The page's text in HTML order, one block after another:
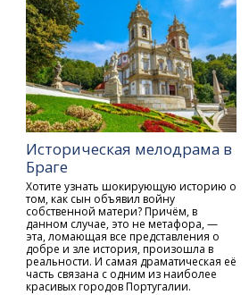
Историческая мелодрама в
Браге
Хотите узнать шокирующую историю о
том, как сын объявил войну
собственной матери? Причём, в
данном случае, это не метафора, —
эта, ломающая все представления о
добре и зле история, произошла в
реальности. И самая драматическая её
часть связана с одним из наиболее
красивых городов Португалии.